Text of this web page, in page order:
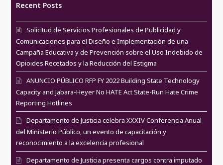
Recent Posts
Solicitud de Servicios Profesionales de Publicidad y
Comunicaciones para el Diseño e Implementación de una
Campaña Educativa y de Prevención sobre el Uso Indebido de
Opioides Recetados y la Reducción del Estigma
ANUNCIO PÚBLICO RFP FY 2022 Building State Technology
Capacity and Jabara-Heyer No HATE Act State-Run Hate Crime
Reporting Hotlines
Departamento de Justicia celebra XXXIV Conferencia Anual
del Ministerio Público, un evento de capacitación y
reconocimiento a la excelencia profesional
Departamento de Justicia presenta cargos contra imputado